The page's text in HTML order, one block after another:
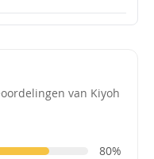
van Kiyoh
80%